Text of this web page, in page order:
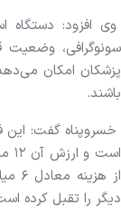
وی افزود: دستگاه
سونوگرافی، وضعیت
پزشکان امکان
باشند.
خسروپناه گفت: این
از
دیگر را تقبل کرده